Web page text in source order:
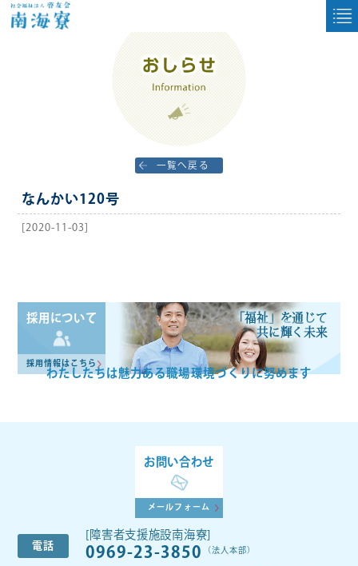
一覧へ戻る
なんかい120号
[2020-11-03]
採用について
採用情報はこちら
「福祉」を通じて
共に輝く未来
わたしたちは魅力ある職場環境づくりに努めます
お問い合わせ
メールフォーム
電話
[障害者支援施設南海寮]
0969-23-3850 （法人本部）